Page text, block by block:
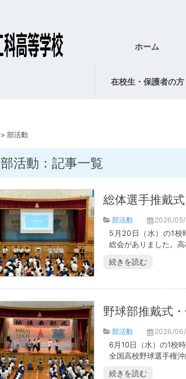
ホーム
在校生・保護者の方
> 部活動
部活動：記事一覧
総体選手推戴
部活動
2026/
5月20日（水）の1校
総会がありました。
続きを読む
野球部推戴式
部活動
2026/
6月10日（水）の1校
全国高校野球選手権
続きを読む